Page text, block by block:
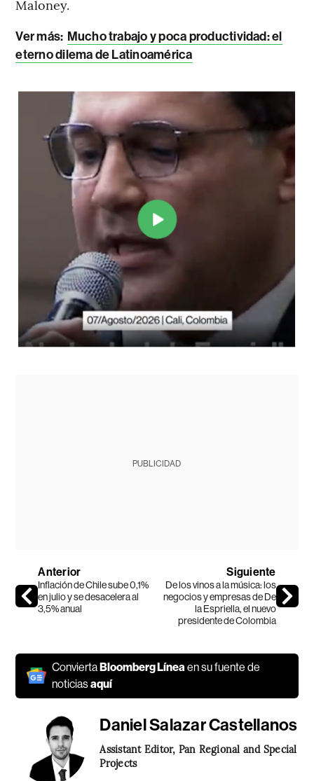
Maloney.
Ver más: Mucho trabajo y poca productividad: el
eterno dilema de Latinoamérica
PUBLICIDAD
Anterior
Inflación de Chile sube 0,1%
en julio y se desacelera al
3,5% anual
Siguiente
De los vinos a la música: los
negocios y empresas de De
la Espriella, el nuevo
presidente de Colombia
ConviertaBloomberg Línea en su fuente de
noticiasaquí
Daniel Salazar Castellanos
Assistant Editor, Pan Regional and Special
Projects